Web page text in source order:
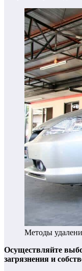
Методы
Осуществляйте
загрязнения и